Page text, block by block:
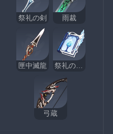
祭礼の剣 雨裁
匣中滅龍 祭礼の断片
弓蔵